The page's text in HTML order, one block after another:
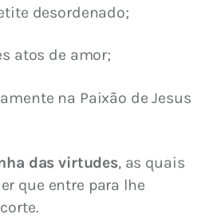
desordenado;
atos de amor;
na Paixão de Jesus
das virtudes, as quais
que entre para lhe